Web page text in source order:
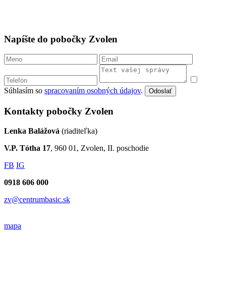
Napíšte do pobočky Zvolen
Súhlasím so spracovaním osobných údajov. Odoslať
Kontakty pobočky Zvolen
Lenka Balážová (riaditeľka)
V.P. Tótha 17, 960 01, Zvolen, II. poschodie
FB IG
0918 606 000
zv@centrumbasic.sk
mapa